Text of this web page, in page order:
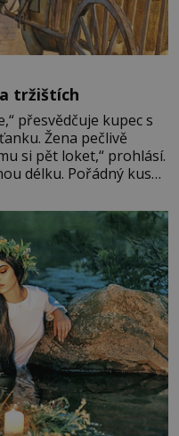
tržištích
přesvědčuje kupec s
Žena pečlivě
si pět loket,“ prohlásí.
délku. Pořádný kus
zhodnotí švadlena
vás, podívejte.“